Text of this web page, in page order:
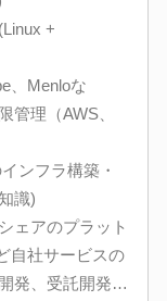
+
、Menloな
管理（AWS、
ンフラ構築・
識)
ェアのプラット
自社サービスの
発、受託開発…